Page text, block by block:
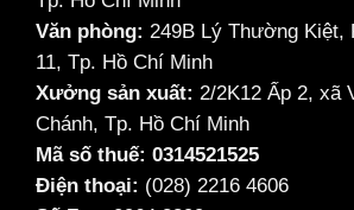
Văn phòng: 249B Lý Thường Kiệt,
11, Tp. Hồ Chí Minh
Xưởng sản xuất: 2/2K12 Ấp 2, xã
Chánh, Tp. Hồ Chí Minh
Mã số thuế: 0314521525
Điện thoại: (028) 2216 4606